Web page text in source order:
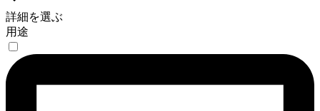
詳細を選ぶ
用途